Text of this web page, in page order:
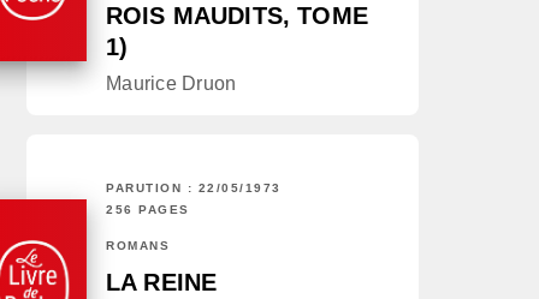
ROIS MAUDITS, TOME
1)
Maurice Druon
PARUTION : 22/05/1973
256 PAGES
ROMANS
LA REINE